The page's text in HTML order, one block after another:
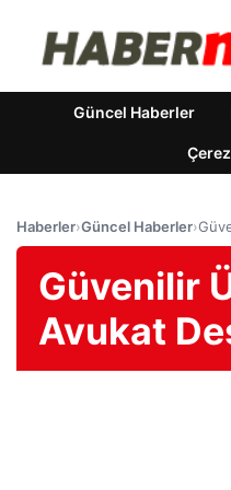
Güncel Haberler
Haberler›Güncel Haberler›
Güvenilir
Avukat